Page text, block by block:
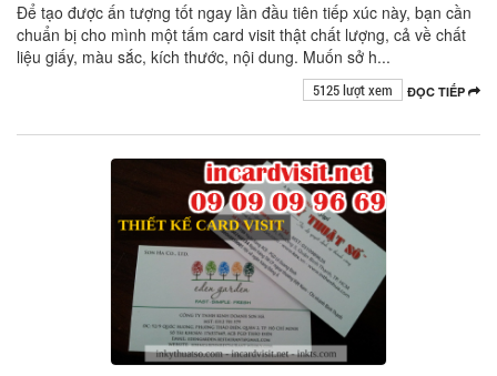
Để tạo được ấn tượng tốt ngay lần đầu tiên tiếp xúc này, bạn cần
chuẩn bị cho mình một tấm card visit thật chất lượng, cả về chất
liệu giấy, màu sắc, kích thước, nội dung. Muốn sở h...
ĐỌC TIẾP
5125 lượt xem